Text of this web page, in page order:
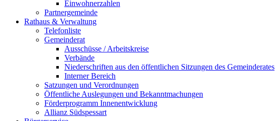
Einwohnerzahlen
Partnergemeinde
Rathaus & Verwaltung
Telefonliste
Gemeinderat
Ausschüsse / Arbeitskreise
Verbände
Niederschriften aus den öffentlichen Sitzungen des Gemeinderates
Interner Bereich
Satzungen und Verordnungen
Öffentliche Auslegungen und Bekanntmachungen
Förderprogramm Innenentwicklung
Allianz Südspessart